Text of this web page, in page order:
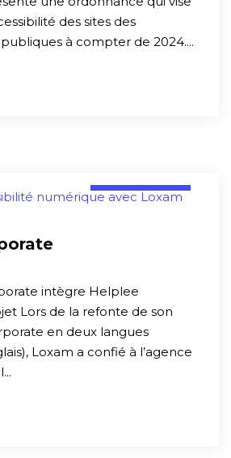
des sites des
à compter de 2024....
intègre Helplee
Lors de la refonte de son
en deux langues
Loxam a confié à l’agence